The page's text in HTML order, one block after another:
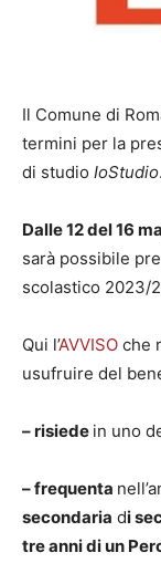
Il Comune di
termini per la
di studio IoStudio.
Dalle 12 del 16
sarà possibile
scolastico 2023/
Qui l’AVVISO che
usufruire del
– risiede in uno
– frequenta
secondaria di
tre anni di un